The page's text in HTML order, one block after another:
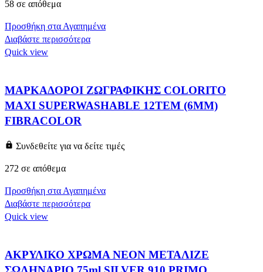
58 σε απόθεμα
Προσθήκη στα Αγαπημένα
Διαβάστε περισσότερα
Quick view
ΜΑΡΚΑΔΟΡΟΙ ZΩΓΡΑΦΙΚΗΣ COLORITO
MAXI SUPERWASHABLE 12ΤΕΜ (6MM)
FIBRACOLOR
Συνδεθείτε για να δείτε τιμές
272 σε απόθεμα
Προσθήκη στα Αγαπημένα
Διαβάστε περισσότερα
Quick view
ΑΚΡΥΛΙΚΟ ΧΡΩΜΑ ΝΕΟΝ ΜΕΤΑΛΙΖΕ